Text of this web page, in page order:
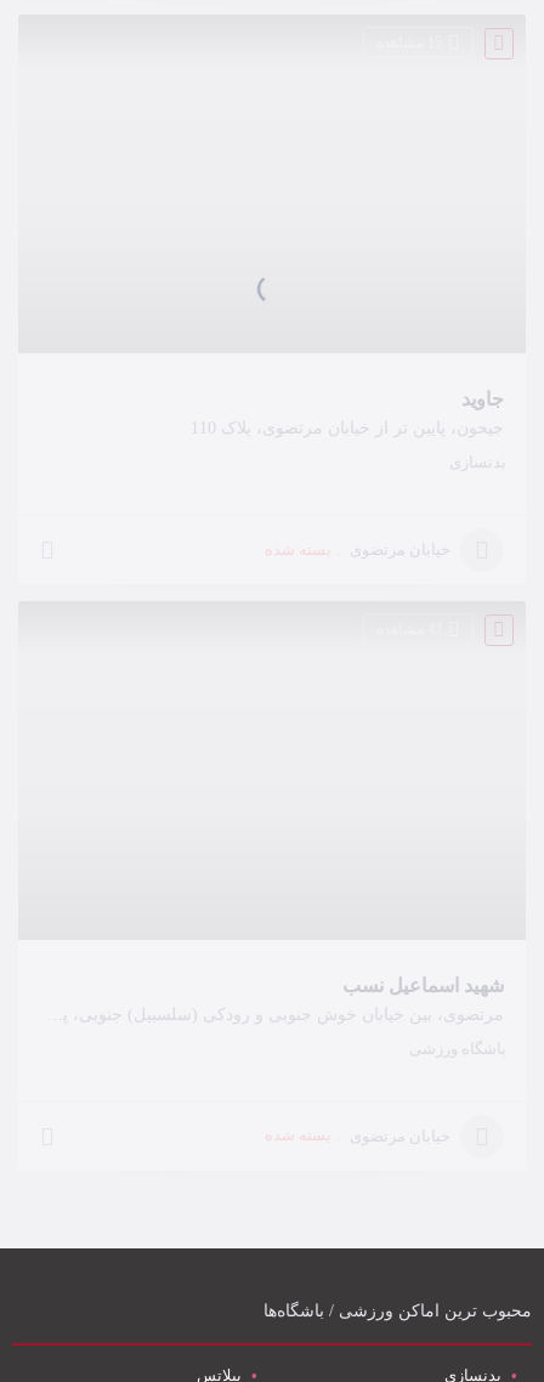
جاوید
جیحون، پایین تر از خیابان مرتضوی، پلاک 110
بدنسازی
خیابان مرتضوی بسته شده
شهید اسماعیل نسب
باشگاه ورزشی
خیابان مرتضوی بسته شده
محبوب ترین اماکن ورزشی / باشگاه‌ها
بدنسازی پیلاتس